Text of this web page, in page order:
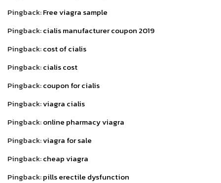
Pingback:Free viagra sample
Pingback:cialis manufacturer coupon 2019
Pingback:cost of cialis
Pingback:cialis cost
Pingback:coupon for cialis
Pingback:viagra cialis
Pingback:online pharmacy viagra
Pingback:viagra for sale
Pingback:cheap viagra
Pingback:pills erectile dysfunction